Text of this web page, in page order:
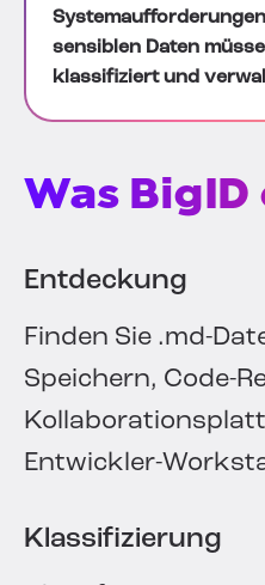
sensiblen Daten
klassifiziert und
Was
Entdeckung
Finden Sie .md-
Speichern, Code-
Entwickler-
Klassifizierung